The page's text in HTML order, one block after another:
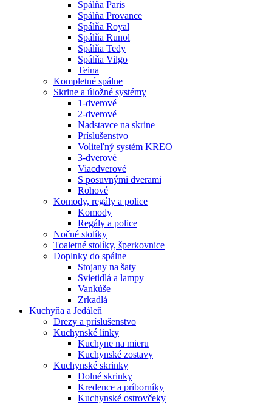
Spálňa Paris
Spálňa Provance
Spálňa Royal
Spálňa Runol
Spálňa Tedy
Spálňa Vilgo
Teina
Kompletné spálne
Skrine a úložné systémy
1-dverové
2-dverové
Nadstavce na skrine
Príslušenstvo
Voliteľný systém KREO
3-dverové
Viacdverové
S posuvnými dverami
Rohové
Komody, regály a police
Komody
Regály a police
Nočné stolíky
Toaletné stolíky, šperkovnice
Doplnky do spálne
Stojany na šaty
Svietidlá a lampy
Vankúše
Zrkadlá
Kuchyňa a Jedáleň
Drezy a príslušenstvo
Kuchynské linky
Kuchyne na mieru
Kuchynské zostavy
Kuchynské skrinky
Dolné skrinky
Kredence a príborníky
Kuchynské ostrovčeky